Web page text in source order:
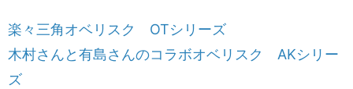
楽々三角オベリスク OTシリーズ
木村さんと有島さんのコラボオベリスク AKシリー
ズ